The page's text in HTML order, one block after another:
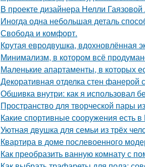
В проекте дизайнера Нелли
Иногда одна небольшая деталь
Свобода и комфорт.
Крутая евродвушка, вдохновлённая
Минимализм, в котором всё
Маленькие апартаменты, в которых
Декоративная отделка стен фанерой
Обшивка внутри: как я использовал
Пространство для творческой пары
Какие спортивные сооружения есть
Уютная двушка для семьи из трёх
Квартира в доме послевоенного
Как преобразить ванную комнату с